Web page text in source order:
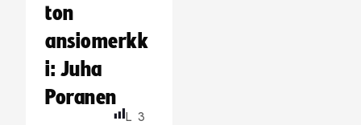
ton
ansiomerkk
i: Juha
Poranen
L 3